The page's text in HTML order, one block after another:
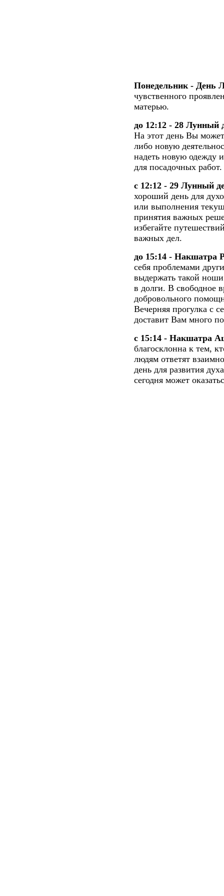
Понедельник - День
чувственного
матерью.
до 12:12 - 28
На этот день Вы
либо новую
надеть новую одежду
для посадочных
с 12:12 - 29 Лунный
хороший день для
или выполнения
принятия важных
избегайте
важных дел.
до 15:14 - Накшатра
себя проблемами
выдержать такой
в долги. В свободное
добровольного
Вечерняя прогулка с
доставит Вам много
с 15:14 - Накшатра
благосклонна к тем,
людям ответят
день для развития
сегодня может